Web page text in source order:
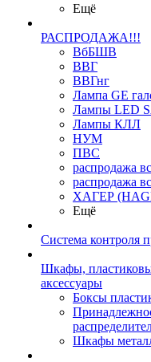
Ещё
РАСПРОДАЖА!!!
ВбБШВ
ВВГ
ВВГнг
Лампа GE
Лампы LED
Лампы КЛЛ
НУМ
ПВС
распродажа
распродажа
ХАГЕР
Ещё
Система контроля
Шкафы,
аксессуары
Боксы
Шкафы